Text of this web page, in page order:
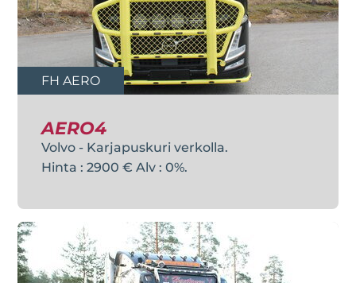
FH AERO
AERO4
Volvo - Karjapuskuri verkolla.
Hinta : 2900 € Alv : 0%.